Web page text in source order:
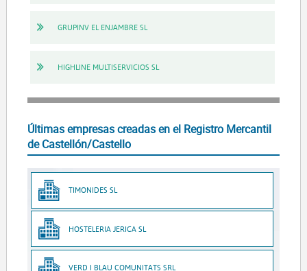
GRUPINV EL ENJAMBRE SL
HIGHLINE MULTISERVICIOS SL
Últimas empresas creadas en el Registro Mercantil
de Castellón/Castello
TIMONIDES SL
HOSTELERIA JERICA SL
VERD I BLAU COMUNITATS SRL